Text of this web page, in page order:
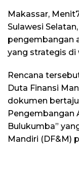
Makassar,
Sulawesi
pengembangan
yang strategis di
Rencana
Duta Finansi
dokumen
Pengembangan
Bulukumba”
Mandiri (DF&M)